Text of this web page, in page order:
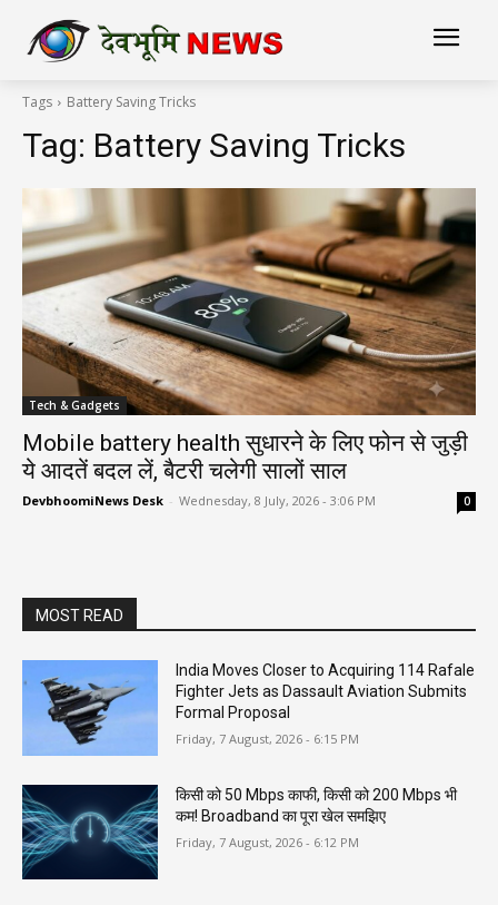
Tags Battery Saving Tricks
Tag: Battery Saving Tricks
Tech & Gadgets
Mobile battery health सुधारने के लिए फोन से जुड़ी
ये आदतें बदल लें, बैटरी चलेगी सालों साल
DevbhoomiNews Desk - Wednesday, 8 July, 2026 - 3:06 PM 0
MOST READ
India Moves Closer to Acquiring 114 Rafale
Fighter Jets as Dassault Aviation Submits
Formal Proposal
Friday, 7 August, 2026 - 6:15 PM
किसी को 50 Mbps काफी, किसी को 200 Mbps भी
कम! Broadband का पूरा खेल समझिए
Friday, 7 August, 2026 - 6:12 PM